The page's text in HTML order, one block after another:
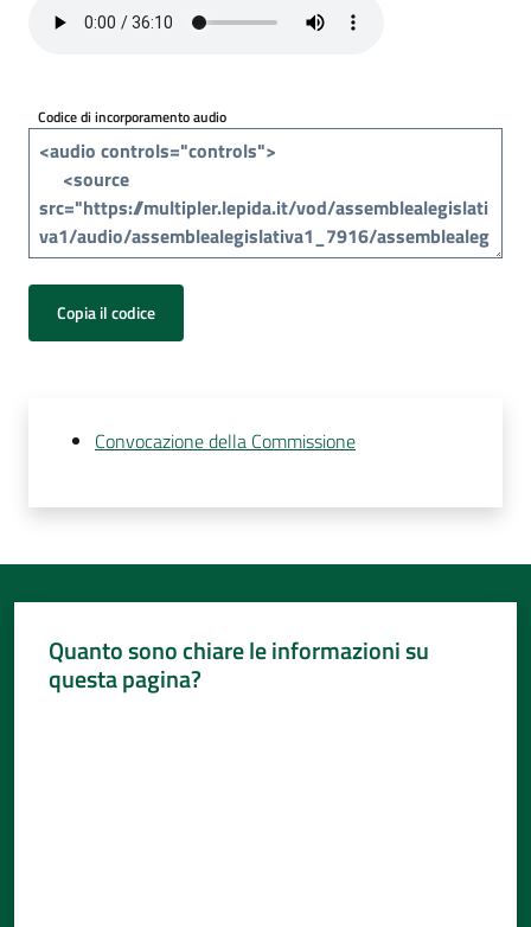
Per
cittadini
Codice di incorporamento audio
Copia il codice
Convocazione della Commissione
Quanto sono chiare le informazioni su
questa pagina?